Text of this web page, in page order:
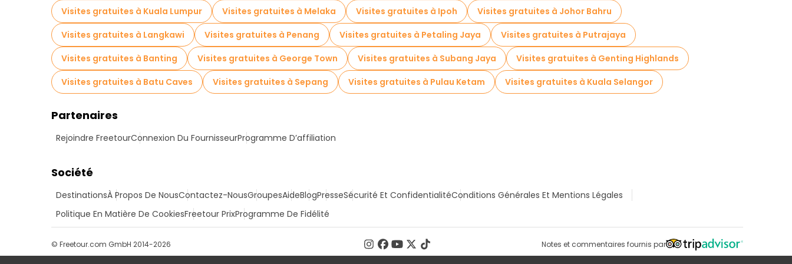
Visites gratuites à Kuala Lumpur Visites gratuites à Melaka Visites gratuites à Ipoh
Visites gratuites à Johor Bahru
Visites gratuites à Langkawi
Visites gratuites à Penang Visites gratuites à Petaling Jaya
Visites gratuites à Putrajaya
Visites gratuites à Banting
Visites gratuites à George Town Visites gratuites à Subang Jaya
Visites gratuites à Genting Highlands
Visites gratuites à Batu Caves
Visites gratuites à Sepang Visites gratuites à Pulau Ketam Visites gratuites à Kuala Selangor
Partenaires
Rejoindre FreetourConnexion Du FournisseurProgramme D’affiliation
Société
DestinationsÀ Propos De NousContactez-NousGroupesAideBlogPresseSécurité Et ConfidentialitéConditions Générales Et Mentions Légales
Politique En Matière De CookiesFreetour PrixProgramme De Fidélité
Notes et commentaires fournis par
© Freetour.com GmbH 2014-2026